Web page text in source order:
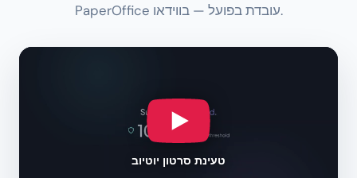
PaperOffice עובדת בפועל — בווידאו.
טעינת סרטון יוטיוב